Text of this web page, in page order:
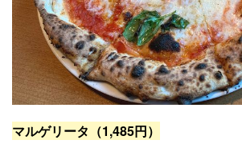
マルゲリータ（1,485円）